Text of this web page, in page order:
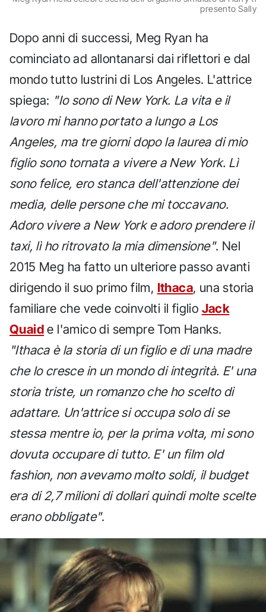
presento Sally
Dopo anni di successi, Meg Ryan ha
cominciato ad allontanarsi dai riflettori e dal
mondo tutto lustrini di Los Angeles. L'attrice
spiega: "Io sono di New York. La vita e il
lavoro mi hanno portato a lungo a Los
Angeles, ma tre giorni dopo la laurea di mio
figlio sono tornata a vivere a New York. Lì
sono felice, ero stanca dell'attenzione dei
media, delle persone che mi toccavano.
Adoro vivere a New York e adoro prendere il
taxi, lì ho ritrovato la mia dimensione". Nel
2015 Meg ha fatto un ulteriore passo avanti
dirigendo il suo primo film, Ithaca, una storia
familiare che vede coinvolti il figlio Jack
Quaid e l'amico di sempre Tom Hanks.
"Ithaca è la storia di un figlio e di una madre
che lo cresce in un mondo di integrità. E' una
storia triste, un romanzo che ho scelto di
adattare. Un'attrice si occupa solo di se
stessa mentre io, per la prima volta, mi sono
dovuta occupare di tutto. E' un film old
fashion, non avevamo molto soldi, il budget
era di 2,7 milioni di dollari quindi molte scelte
erano obbligate".